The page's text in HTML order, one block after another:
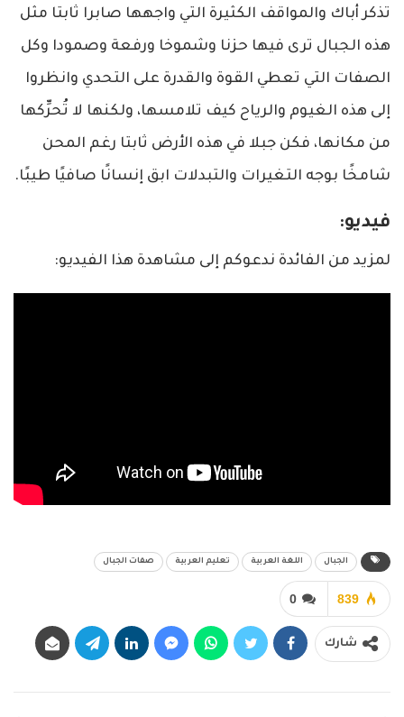
تذكر أباك والمواقف الكثيرة التي واجهها صابرا ثابتا مثل
هذه الجبال ترى فيها حزنا وشموخا ورفعة وصمودا وكل
الصفات التي تعطي القوة والقدرة على التحدي وانظروا
إلى هذه الغيوم والرياح كيف تلامسها، ولكنها لا تُحرِّكها
من مكانها، فكن جبلا في هذه الأرض ثابتا رغم المحن
شامخًا بوجه التغيرات والتبدلات ابق إنسانًا صافيًا طيبًا.
فيديو:
لمزيد من الفائدة ندعوكم إلى مشاهدة هذا الفيديو:
الجبال اللغة العربية تعليم العربية صفات الجبال
0 839
شارك